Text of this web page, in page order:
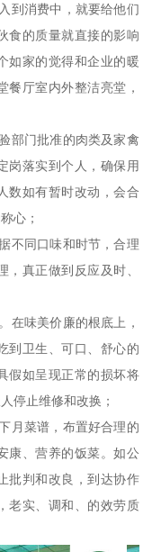
到消费中，就要给他们
食的质量就直接的影响
如家的觉得和企业的暖
餐厅室内外整洁亮堂，
部门批准的肉类及家禽
岗落实到个人，确保用
数如有暂时改动，会合
心；
不同口味和时节，合理
真正做到反应及时、
在味美价廉的根底上，
到卫生、可口、舒心的
假如呈现正常的损坏将
停止维修和改换；
月菜谱，布置好合理的
康、营养的饭菜。如公
批判和改良，到达协作
老实、调和、的效劳质